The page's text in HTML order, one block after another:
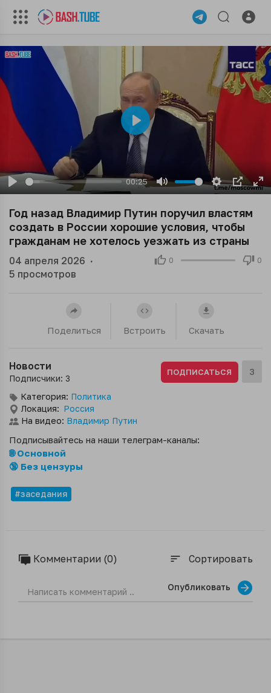
Play
00:25
Mute Settings
PIP
Play
Год назад Владимир Путин поручил властям
создать в России хорошие условия, чтобы
гражданам не хотелось уезжать из страны
0 0
04 апреля 2026 ·
5 просмотров
Поделиться Встроить Скачать
Новости
Подписчики: 3
ПОДПИСАТЬСЯ 3
Категория: Политика
Локация: Россия
На видео: Владимир Путин
Подписывайтесь на наши телеграм-каналы:
🌐 Основной
🔞 Без цензуры
#заседания
Комментарии (0) sort Сортировать
Опубликовать